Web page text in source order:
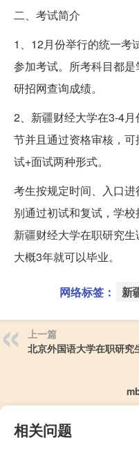
二、考试简介
1、12月份举行的统一考
参加考试。所考科目都
研招网查询成绩。
2、新疆财经大学在3-4
节并且通过资格审核，
试+面试两种形式。
考生按规定时间、入口
别通过初试和复试，学
新疆财经大学在职研究
大概3年就可以毕业。
网络标签： 新
上一篇
北京外国语大学在职研究
相关问题